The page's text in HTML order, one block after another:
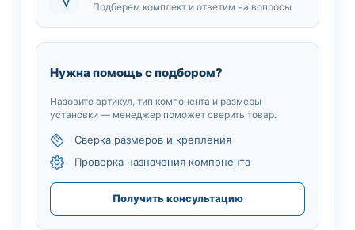
Подберем комплект и ответим на вопросы
Нужна помощь с подбором?
Назовите артикул, тип компонента и размеры
установки — менеджер поможет сверить товар.
Сверка размеров и крепления
Проверка назначения компонента
Получить консультацию